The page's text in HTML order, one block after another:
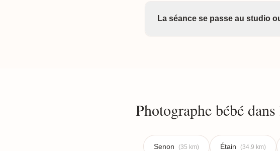
La séance se passe au studio
Photographe bébé
Senon (35 km) Étain (34.9 km)